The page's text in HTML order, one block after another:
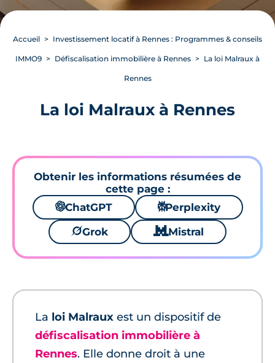
Accueil Investissement locatif à Rennes : Programmes & conseils
IMMO9 Défiscalisation immobilière à Rennes La loi Malraux à
Rennes
La loi Malraux à Rennes
Obtenir les informations résumées de
cette page :
🌌ChatGPT ⚙Perplexity
🪐Grok 🐱 Mistral
La loi Malraux est un dispositif de
défiscalisation immobilière à
Rennes. Elle donne droit à une